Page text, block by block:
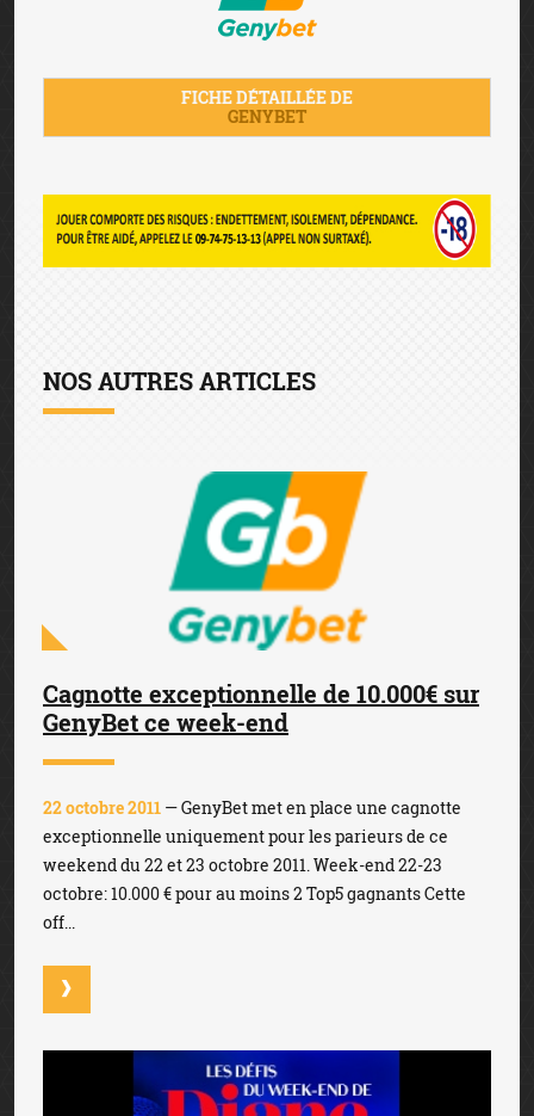
FICHE DÉTAILLÉE DE
GENYBET
NOS AUTRES ARTICLES
Cagnotte exceptionnelle de 10.000€ sur
GenyBet ce week-end
22 octobre 2011 — GenyBet met en place une cagnotte
exceptionnelle uniquement pour les parieurs de ce
weekend du 22 et 23 octobre 2011. Week-end 22-23
octobre: 10.000 € pour au moins 2 Top5 gagnants Cette
off...